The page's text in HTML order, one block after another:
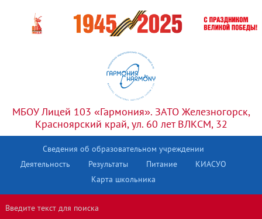
МБОУ Лицей 103 «Гармония». ЗАТО Железногорск,
Красноярский край, ул. 60 лет ВЛКСМ, 32
Сведения об образовательном учреждении
Деятельность
Результаты Питание
КИАСУО
Карта школьника
Ларикон